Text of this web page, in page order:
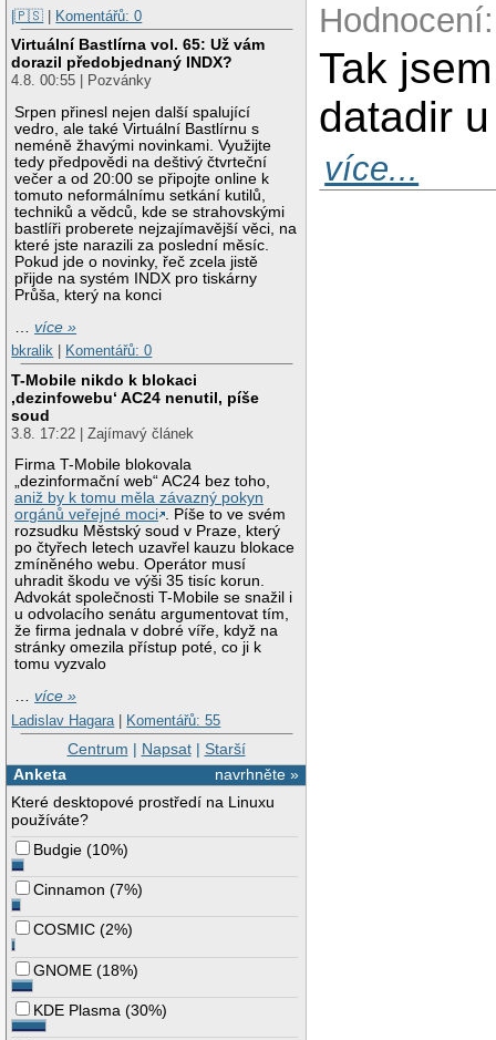
|🇵🇸 | Komentářů: 0
Virtuální Bastlírna vol. 65: Už vám
dorazil předobjednaný INDX?
4.8. 00:55 | Pozvánky
Srpen přinesl nejen další spalující
vedro, ale také Virtuální Bastlírnu s
neméně žhavými novinkami. Využijte
tedy předpovědi na deštivý čtvrteční
večer a od 20:00 se připojte online k
tomuto neformálnímu setkání kutilů,
techniků a vědců, kde se strahovskými
bastlíři proberete nejzajímavější věci, na
které jste narazili za poslední měsíc.
Pokud jde o novinky, řeč zcela jistě
přijde na systém INDX pro tiskárny
Průša, který na konci
…více »
bkralik
Komentářů: 0
T-Mobile nikdo k blokaci
‚dezinfowebu‘ AC24 nenutil, píše
soud
3.8. 17:22 | Zajímavý článek
Firma T-Mobile blokovala
„dezinformační web“ AC24 bez toho,
aniž by k tomu měla závazný pokyn
orgánů veřejné moci . Píše to ve svém
rozsudku Městský soud v Praze, který
po čtyřech letech uzavřel kauzu blokace
zmíněného webu. Operátor musí
uhradit škodu ve výši 35 tisíc korun.
Advokát společnosti T-Mobile se snažil i
u odvolacího senátu argumentovat tím,
že firma jednala v dobré víře, když na
stránky omezila přístup poté, co ji k
tomu vyzvalo
…více »
Ladislav Hagara | Komentářů: 55
Centrum | Napsat| Starší
navrhněte »
Anketa
Které desktopové prostředí na Linuxu
používáte?
Budgie (10%)
Cinnamon (7%)
COSMIC (2%)
GNOME (18%)
KDE Plasma (30%)
Tak
datadir
více...